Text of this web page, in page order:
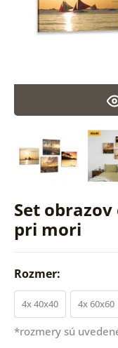
Set
pri mori
Rozmer:
4x 40x40 4x 60x60
*rozmery sú